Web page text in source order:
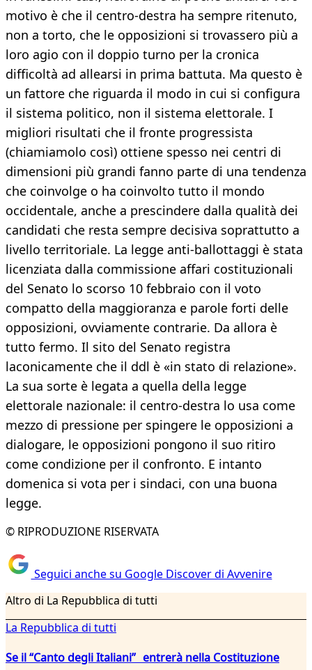
motivo è che il centro-destra ha sempre ritenuto,
non a torto, che le opposizioni si trovassero più a
loro agio con il doppio turno per la cronica
difficoltà ad allearsi in prima battuta. Ma questo è
un fattore che riguarda il modo in cui si configura
il sistema politico, non il sistema elettorale. I
migliori risultati che il fronte progressista
(chiamiamolo così) ottiene spesso nei centri di
dimensioni più grandi fanno parte di una tendenza
che coinvolge o ha coinvolto tutto il mondo
occidentale, anche a prescindere dalla qualità dei
candidati che resta sempre decisiva soprattutto a
livello territoriale. La legge anti-ballottaggi è stata
licenziata dalla commissione affari costituzionali
del Senato lo scorso 10 febbraio con il voto
compatto della maggioranza e parole forti delle
opposizioni, ovviamente contrarie. Da allora è
tutto fermo. Il sito del Senato registra
laconicamente che il ddl è «in stato di relazione».
La sua sorte è legata a quella della legge
elettorale nazionale: il centro-destra lo usa come
mezzo di pressione per spingere le opposizioni a
dialogare, le opposizioni pongono il suo ritiro
come condizione per il confronto. E intanto
domenica si vota per i sindaci, con una buona
legge.
© RIPRODUZIONE RISERVATA
Seguici anche su Google Discover di Avvenire
Altro di La Repubblica di tutti
La Repubblica di tutti
Se il “Canto degli Italiani” entrerà nella Costituzione